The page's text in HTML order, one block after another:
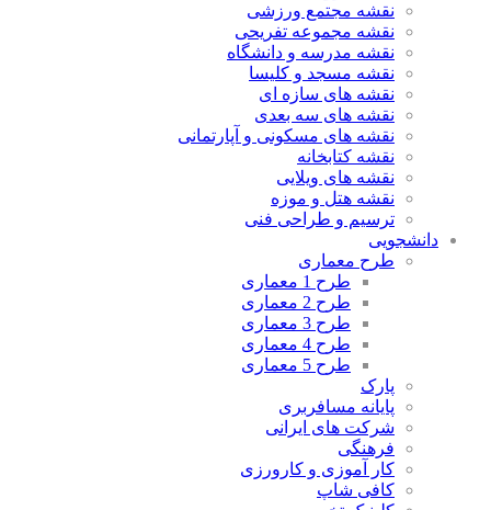
نقشه مجتمع ورزشی
نقشه مجموعه تفریحی
نقشه مدرسه و دانشگاه
نقشه مسجد و کلیسا
نقشه های سازه ای
نقشه های سه بعدی
نقشه های مسکونی و آپارتمانی
نقشه کتابخانه
نقشه های ویلایی
نقشه هتل و موزه
ترسیم و طراحی فنی
دانشجویی
طرح معماری
طرح 1 معماری
طرح 2 معماری
طرح 3 معماری
طرح 4 معماری
طرح 5 معماری
پارک
پایانه مسافربری
شرکت های ایرانی
فرهنگی
کار آموزی و کارورزی
کافی شاپ